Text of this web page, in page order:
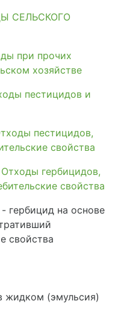
СЕЛЬСКОГО
при прочих
хозяйстве
пестицидов и
пестицидов,
свойства
гербицидов,
свойства
- гербицид на основе
свойства
жидком (эмульсия)